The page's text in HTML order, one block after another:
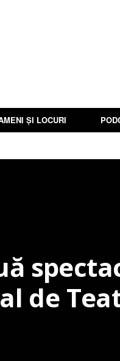
ȘI LOCURI
de